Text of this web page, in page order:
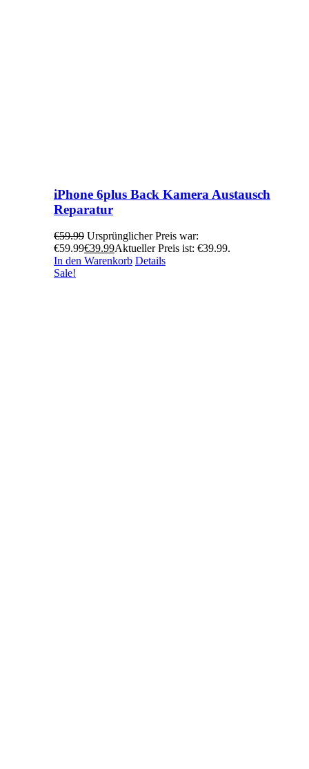
iPhone 6plus Back Kamera Austausch
Reparatur
€59.99 Ursprünglicher Preis war:
€59.99€39.99Aktueller Preis ist: €39.99.
In den Warenkorb Details
Sale!